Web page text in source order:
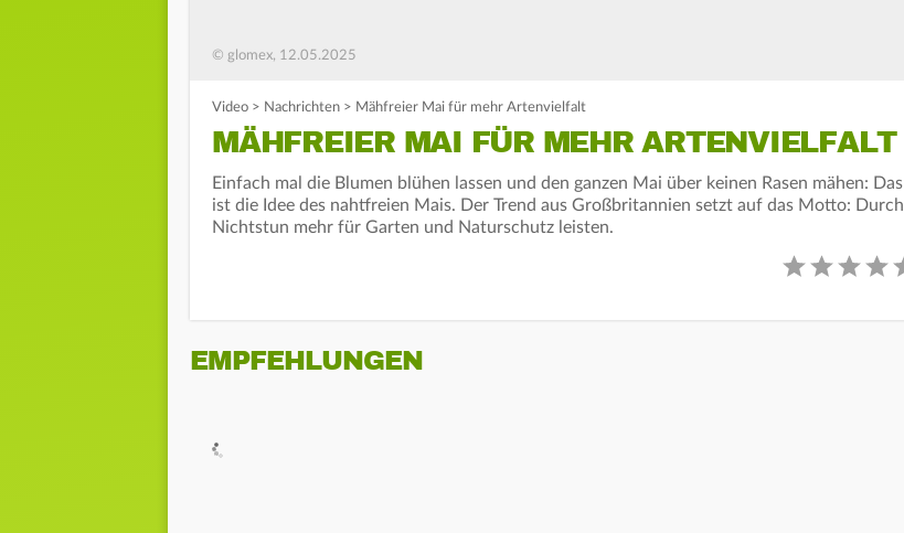
© glomex, 12.05.2025
Video > Nachrichten > Mähfreier Mai für mehr Artenvielfalt
MÄHFREIER MAI FÜR MEHR ARTENVIELFALT
Einfach mal die Blumen blühen lassen und den ganzen Mai über keinen Rasen mähen: Das
ist die Idee des nahtfreien Mais. Der Trend aus Großbritannien setzt auf das Motto: Durch
Nichtstun mehr für Garten und Naturschutz leisten.
EMPFEHLUNGEN